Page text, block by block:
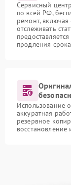
Сервисный
по всей РФ,
ремонт,
отслеживать
продления
Использование
аккуратная
резервное